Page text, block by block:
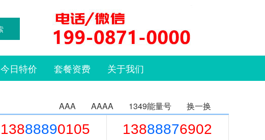
今日特价 套餐资费 关于我们
换一换
1349能量号
AAAA
AAA
13888890105 13888876902